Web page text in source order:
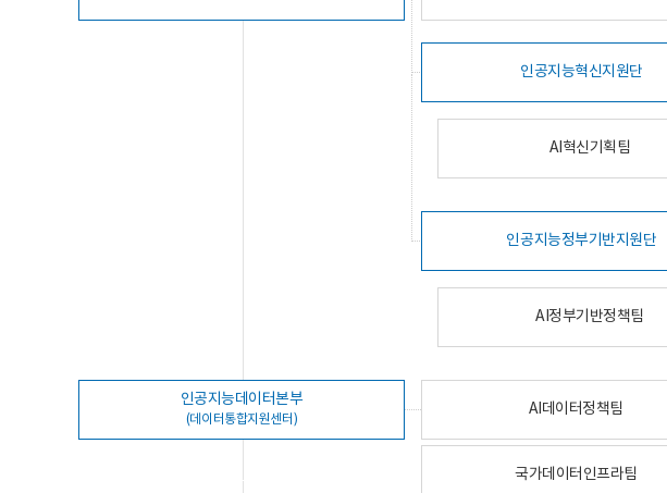
인공지능혁신지원단
AI혁신기획팀
인공지능정부기반지원단
AI정부기반정책팀
인공지능데이터본부
(데이터통합지원센터)
AI데이터정책팀
국가데이터인프라팀